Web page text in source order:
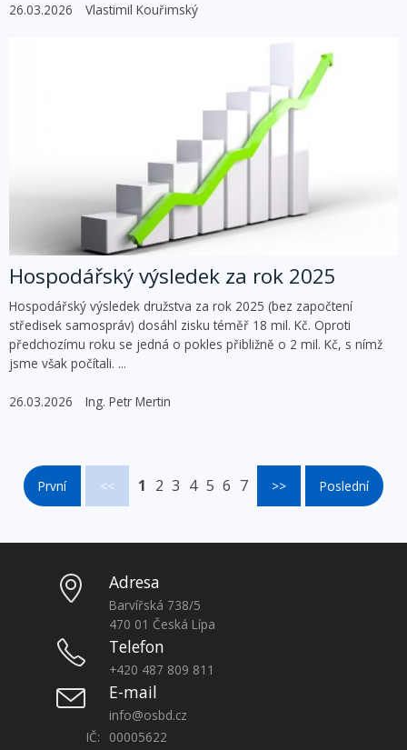
26.03.2026 Vlastimil Kouřimský
Hospodářský výsledek za rok 2025
Hospodářský výsledek družstva za rok 2025 (bez započtení
středisek samospráv) dosáhl zisku téměř 18 mil. Kč. Oproti
předchozímu roku se jedná o pokles přibližně o 2 mil. Kč, s nímž
jsme však počítali. ...
26.03.2026 Ing. Petr Mertin
První << 1 2 3 4 5 6 7 >> Poslední
Adresa
Barvířská 738/5
470 01 Česká Lípa
Telefon
+420 487 809 811
E-mail
info@osbd.cz
IČ:
00005622